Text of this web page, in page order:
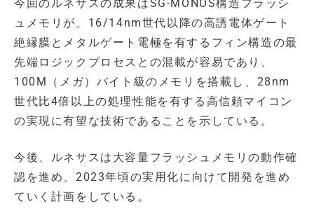
今回のルネサスの成果はSG-MONOS構造フラッシ
ュメモリが、16/14nm世代以降の高誘電体ゲート
絶縁膜とメタルゲート電極を有するフィン構造の最
先端ロジックプロセスとの混載が容易であり、
100M（メガ）バイト級のメモリを搭載し、28nm
世代比4倍以上の処理性能を有する高信頼マイコン
の実現に有望な技術であることを示している。
今後、ルネサスは大容量フラッシュメモリの動作確
認を進め、2023年頃の実用化に向けて開発を進め
ていく計画をしている。